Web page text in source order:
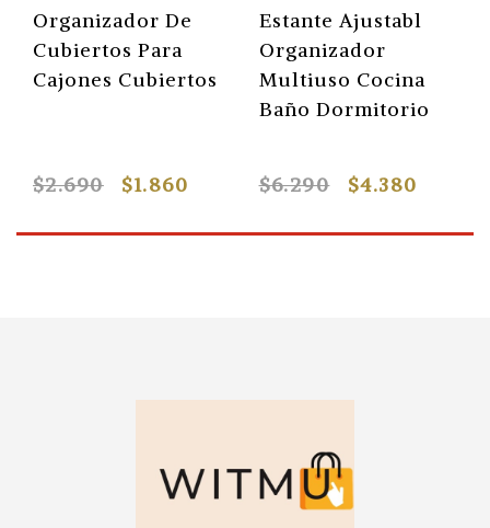
Organizador De
Cubiertos Para
Cajones Cubiertos
$2.690 $1.860
Estante Ajustabl
Organizador
Multiuso Cocina
Baño Dormitorio
$6.290 $4.380